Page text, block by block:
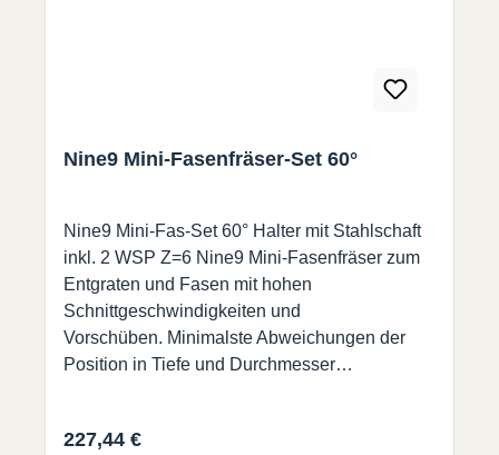
Nine9 Mini-Fasenfräser-Set 60°
Nine9 Mini-Fas-Set 60° Halter mit Stahlschaft
inkl. 2 WSP Z=6 Nine9 Mini-Fasenfräser zum
Entgraten und Fasen mit hohen
Schnittgeschwindigkeiten und
Vorschüben. Minimalste Abweichungen der
Position in Tiefe und Durchmesser
Regulärer Preis:
227,44 €